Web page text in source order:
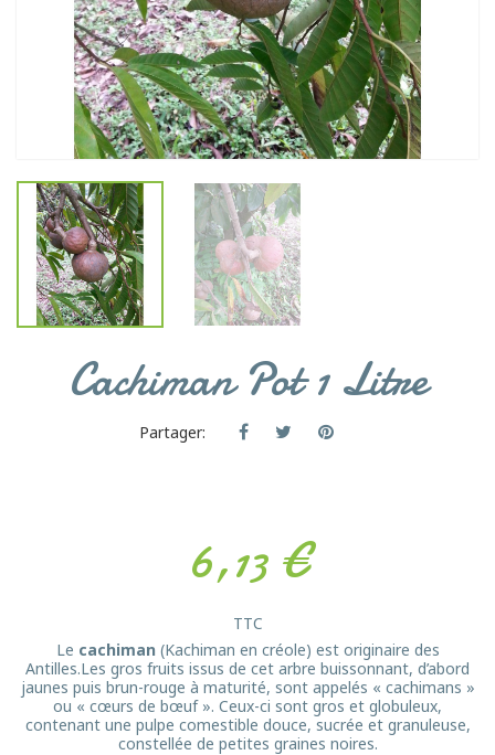
Cachiman Pot 1 Litre
Partager:
6,13 €
TTC
Le cachiman (Kachiman en créole) est originaire des
Antilles.Les gros fruits issus de cet arbre buissonnant, d’abord
jaunes puis brun-rouge à maturité, sont appelés « cachimans »
ou « cœurs de bœuf ». Ceux-ci sont gros et globuleux,
contenant une pulpe comestible douce, sucrée et granuleuse,
constellée de petites graines noires.